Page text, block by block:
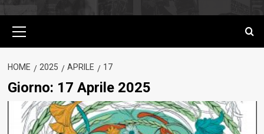
principale
HOME 2025 APRILE 17
Giorno: 17 Aprile 2025